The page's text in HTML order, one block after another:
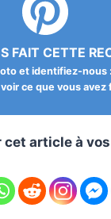
FAIT CETTE
et identifiez-nous
ce que vous avez
article à